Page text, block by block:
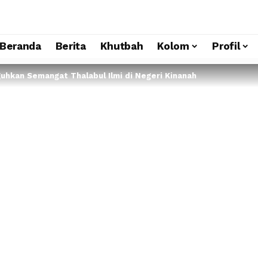
Beranda Berita Khutbah Kolom Profil
Semangat Thalabul Ilmi di Negeri Kinanah